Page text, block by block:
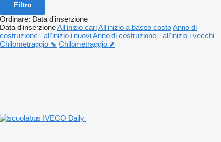
Filtro
Ordinare: Data d'inserzione
Data d'inserzioneAll'inizio cariAll'inizio a basso costoAnno di
costruzione - all'inizio i nuoviAnno di costruzione - all'inizio i vecchi
Chilometraggio ⬊ Chilometraggio ⬈